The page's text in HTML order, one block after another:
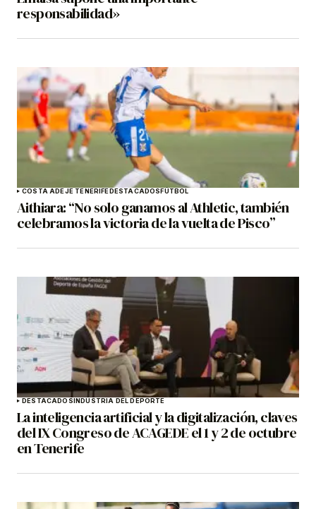
responsabilidad»
COSTA ADEJE TENERIFEDESTACADOSFÚTBOL
Aithiara: “No solo ganamos al Athletic, también
celebramos la victoria de la vuelta de Pisco”
DESTACADOSINDUSTRIA DEL DEPORTE
La inteligencia artificial y la digitalización, claves
del IX Congreso de ACAGEDE el 1 y 2 de octubre
en Tenerife